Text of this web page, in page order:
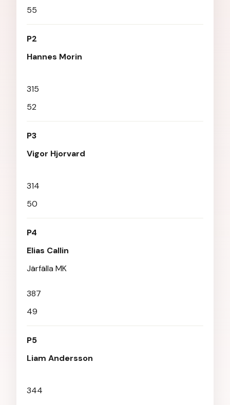
55
P2
Hannes Morin
315
52
P3
Vigor Hjorvard
314
50
P4
Elias Callin
Järfälla MK
387
49
P5
Liam Andersson
344